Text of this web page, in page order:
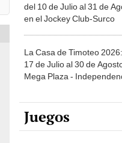
del 10 de Julio al 31 de
en el Jockey Club-Surco
La Casa de Timoteo
17 de Julio al 30 de
Mega Plaza -
Juegos